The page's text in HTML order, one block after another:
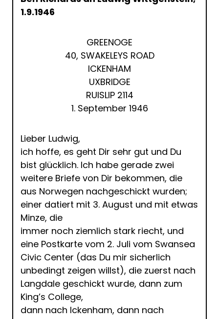
1.9.1946
GREENOGE
40, SWAKELEYS ROAD
ICKENHAM
UXBRIDGE
RUISLIP 2114
1. September 1946
Lieber Ludwig,
ich hoffe, es geht Dir sehr gut und Du
bist glücklich. Ich habe gerade zwei
weitere Briefe von Dir bekommen, die
aus Norwegen nachgeschickt wurden;
einer datiert mit 3. August und mit etwas
Minze, die
immer noch ziemlich stark riecht, und
eine Postkarte vom 2. Juli vom Swansea
Civic Center (das Du mir sicherlich
unbedingt zeigen willst), die zuerst nach
Langdale geschickt wurde, dann zum
King’s College,
dann nach Ickenham, dann nach